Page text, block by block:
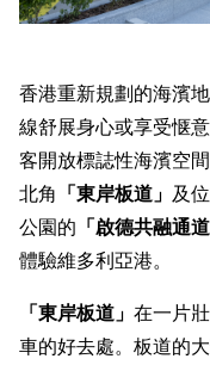
香港重新規劃的海濱
線舒展身心或享受惬
客開放標誌性海濱空
北角 「東岸板道」 及
公園的 「啟德共融通道
體驗維多利亞港。
「東岸板道」 在一片
車的好去處。板道的